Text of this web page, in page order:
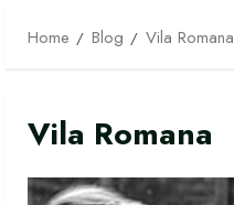
Home
Blog Vila Romana
Vila Romana